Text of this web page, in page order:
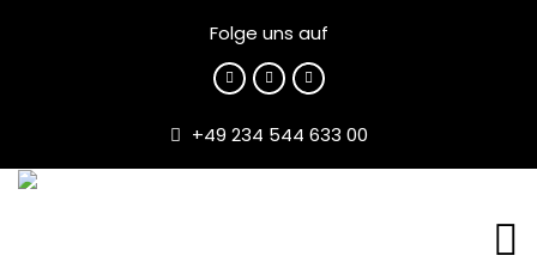
Folge uns auf
+49 234 544 633 00